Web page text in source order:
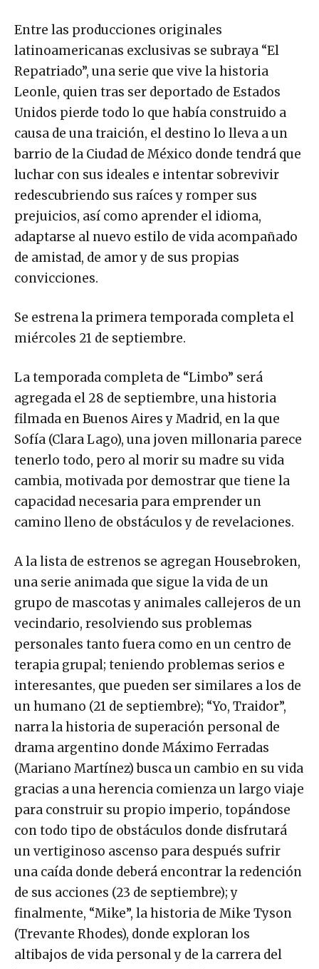
Entre las producciones originales
latinoamericanas exclusivas se subraya “El
Repatriado”, una serie que vive la historia
Leonle, quien tras ser deportado de Estados
Unidos pierde todo lo que había construido a
causa de una traición, el destino lo lleva a un
barrio de la Ciudad de México donde tendrá que
luchar con sus ideales e intentar sobrevivir
redescubriendo sus raíces y romper sus
prejuicios, así como aprender el idioma,
adaptarse al nuevo estilo de vida acompañado
de amistad, de amor y de sus propias
convicciones.
Se estrena la primera temporada completa el
miércoles 21 de septiembre.
La temporada completa de “Limbo” será
agregada el 28 de septiembre, una historia
filmada en Buenos Aires y Madrid, en la que
Sofía (Clara Lago), una joven millonaria parece
tenerlo todo, pero al morir su madre su vida
cambia, motivada por demostrar que tiene la
capacidad necesaria para emprender un
camino lleno de obstáculos y de revelaciones.
A la lista de estrenos se agregan Housebroken,
una serie animada que sigue la vida de un
grupo de mascotas y animales callejeros de un
vecindario, resolviendo sus problemas
personales tanto fuera como en un centro de
terapia grupal; teniendo problemas serios e
interesantes, que pueden ser similares a los de
un humano (21 de septiembre); “Yo, Traidor”,
narra la historia de superación personal de
drama argentino donde Máximo Ferradas
(Mariano Martínez) busca un cambio en su vida
gracias a una herencia comienza un largo viaje
para construir su propio imperio, topándose
con todo tipo de obstáculos donde disfrutará
un vertiginoso ascenso para después sufrir
una caída donde deberá encontrar la redención
de sus acciones (23 de septiembre); y
finalmente, “Mike”, la historia de Mike Tyson
(Trevante Rhodes), donde exploran los
altibajos de vida personal y de la carrera del